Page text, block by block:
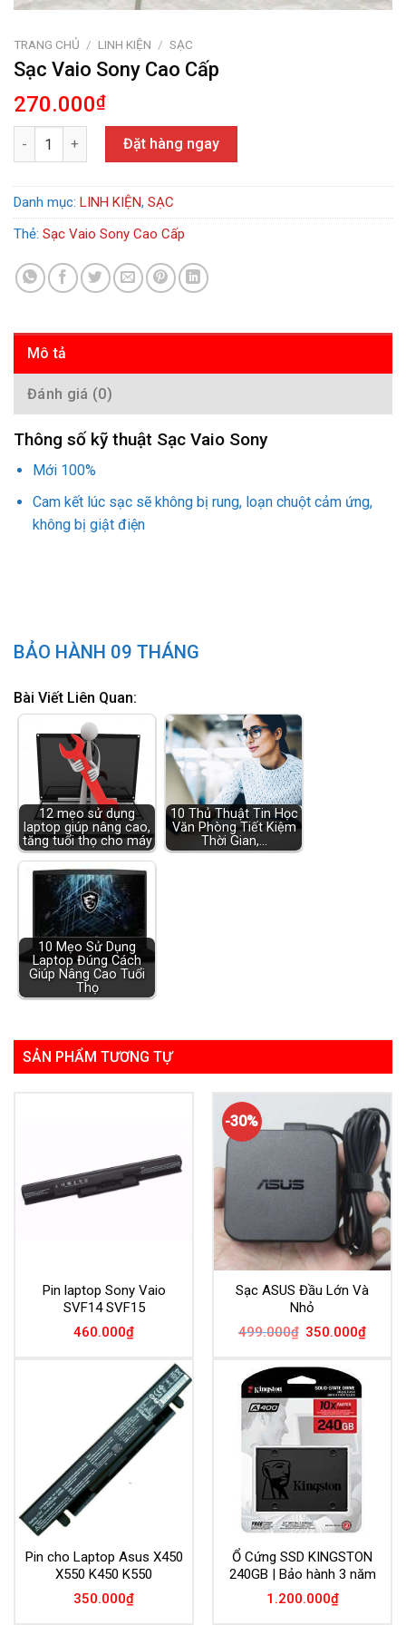
TRANG CHỦ / LINH KIỆN / SẠC
Sạc Vaio Sony Cao Cấp
270.000₫
Sạc Vaio Sony Cao Cấp số lượng
Đặt hàng ngay
Danh mục: LINH KIỆN, SẠC
Thẻ: Sạc Vaio Sony Cao Cấp
Mô tả
Đánh giá (0)
Thông số kỹ thuật Sạc Vaio Sony
Mới 100%
Cam kết lúc sạc sẽ không bị rung, loạn chuột cảm ứng,
không bị giật điện
BẢO HÀNH 09 THÁNG
Bài Viết Liên Quan:
12 mẹo sử dụng
laptop giúp nâng cao,
tăng tuổi thọ cho máy
10 Thủ Thuật Tin Học
Văn Phòng Tiết Kiệm
Thời Gian,…
10 Mẹo Sử Dụng
Laptop Đúng Cách
Giúp Nâng Cao Tuổi
Thọ
SẢN PHẨM TƯƠNG TỰ
Pin laptop Sony Vaio
SVF14 SVF15
460.000₫
-30%
Sạc ASUS Đầu Lớn Và
Nhỏ
499.000₫ Giá
499.000₫.
350.000₫Giá
Pin cho Laptop Asus X450
X550 K450 K550
350.000₫
Ổ Cứng SSD KINGSTON
240GB | Bảo hành 3 năm
1.200.000₫